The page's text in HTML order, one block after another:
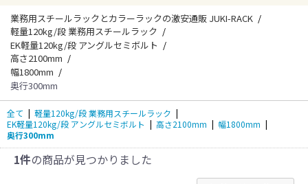
業務用スチールラックとカラーラックの激安通販 JUKI-RACK
軽量120kg/段 業務用スチールラック
EK軽量120kg/段 アングルセミボルト
高さ2100mm
幅1800mm
奥行300mm
全て | 軽量120kg/段 業務用スチールラック |
EK軽量120kg/段 アングルセミボルト | 高さ2100mm | 幅1800mm |
奥行300mm
1件の商品が見つかりました